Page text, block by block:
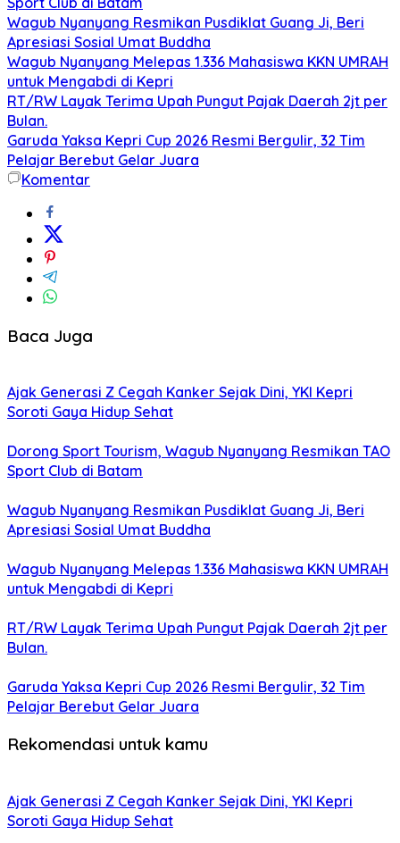
Wagub Nyanyang Resmikan Pusdiklat Guang Ji, Beri
Apresiasi Sosial Umat Buddha
Wagub Nyanyang Melepas 1.336 Mahasiswa KKN UMRAH
untuk Mengabdi di Kepri
RT/RW Layak Terima Upah Pungut Pajak Daerah 2jt per
Bulan.
Garuda Yaksa Kepri Cup 2026 Resmi Bergulir, 32 Tim
Pelajar Berebut Gelar Juara
Komentar
Baca Juga
Ajak Generasi Z Cegah Kanker Sejak Dini, YKI Kepri
Soroti Gaya Hidup Sehat
Dorong Sport Tourism, Wagub Nyanyang Resmikan TAO
Sport Club di Batam
Wagub Nyanyang Resmikan Pusdiklat Guang Ji, Beri
Apresiasi Sosial Umat Buddha
Wagub Nyanyang Melepas 1.336 Mahasiswa KKN UMRAH
untuk Mengabdi di Kepri
RT/RW Layak Terima Upah Pungut Pajak Daerah 2jt per
Bulan.
Garuda Yaksa Kepri Cup 2026 Resmi Bergulir, 32 Tim
Pelajar Berebut Gelar Juara
Rekomendasi untuk kamu
Ajak Generasi Z Cegah Kanker Sejak Dini, YKI Kepri
Soroti Gaya Hidup Sehat